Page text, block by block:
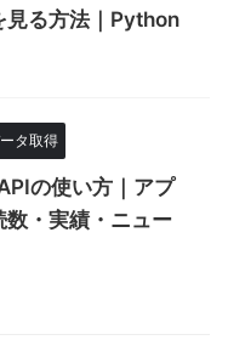
見る方法｜Python
タ取得
の使い方｜アプ
数・実績・ニュー